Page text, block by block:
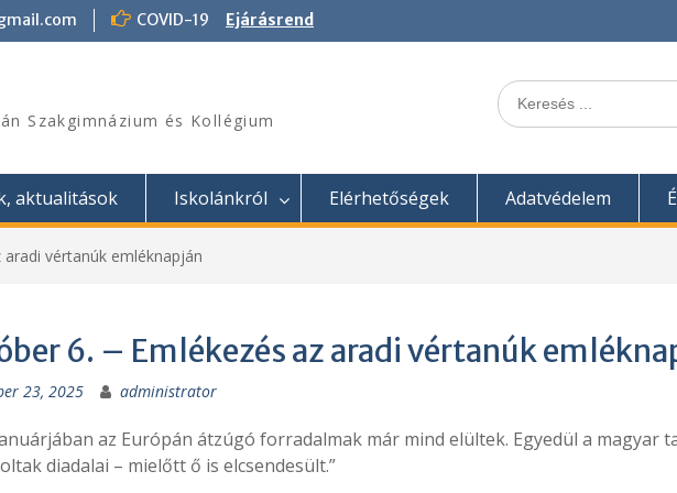
COVID-19
Ejárásrend
Szakgimnázium és Kollégium
Search
for:
aktualitások Iskolánkról Elérhetőségek Adatvédelem
vértanúk emléknapján
6. – Emlékezés az aradi vértanúk
23, 2025 administrator
az Európán átzúgó forradalmak már mind elültek. Egyedül a magyar
diadalai – mielőtt ő is elcsendesült.”